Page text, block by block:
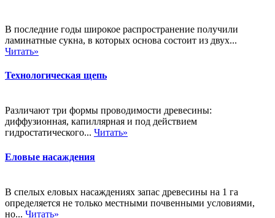
В последние годы широкое распространение получили
ламинатные сукна, в которых основа состоит из двух...
Читать»
Технологическая щепь
Различают три формы проводимости древесины:
диффузионная, капиллярная и под действием
гидростатического... Читать»
Еловые насаждения
В спелых еловых насаждениях запас древесины на 1 га
определяется не только местными почвенными условиями,
но... Читать»